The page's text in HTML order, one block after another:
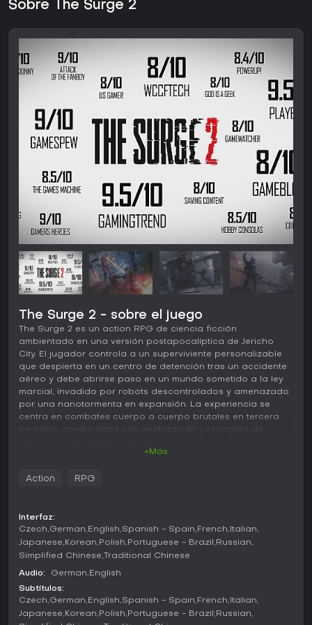
Sobre The Surge 2
The Surge 2 - sobre el juego
The Surge 2 es un action RPG de ciencia ficción
ambientado en una versión postapocalíptica de Jericho
City. El jugador controla a un superviviente personalizable
que despierta en un centro de detención tras un accidente
aéreo y debe abrirse paso en un mundo sometido a la ley
marcial, invadido por robots descontrolados y amenazado
por una nanotormenta en expansión. La experiencia se
centra en combates cuerpo a cuerpo brutales en tercera
persona, combinados con exploración y recogida de
piezas que sirven como recursos para fabricar armas y
armaduras. Un sistema de parada direccional añade
precisión a la defensa, ya que hay que orientar el bloqueo
según la dirección del ataque para contraatacar con
eficacia. Los drones ofrecen apoyo a distancia mediante
distintos módulos que se van adquiriendo y equipando.
+Más
Action RPG
Interfaz:
Czech German English Spanish - Spain French Italian
Japanese Korean Polish Portuguese - Brazil
Russian
Simplified Chinese
Traditional Chinese
Audio: German English
Subtítulos:
Czech German English Spanish - Spain French Italian
Japanese Korean Polish Portuguese - Brazil
Russian